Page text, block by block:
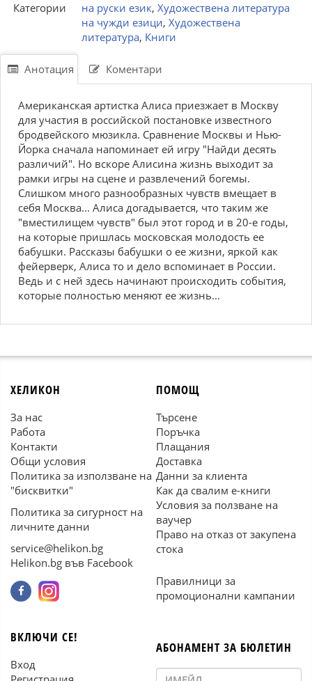
Категории
на руски език, Художествена литература
на чужди езици, Художествена
литература, Книги
Анотация Коментари
Американская артистка Алиса приезжает в Москву
для участия в российской постановке известного
бродвейского мюзикла. Сравнение Москвы и Нью-
Йорка сначала напоминает ей игру "Найди десять
различий". Но вскоре Алисина жизнь выходит за
рамки игры на сцене и развлечений богемы.
Слишком много разнообразных чувств вмещает в
себя Москва... Алиса догадывается, что таким же
"вместилищем чувств" был этот город и в 20-е годы,
на которые пришлась московская молодость ее
бабушки. Рассказы бабушки о ее жизни, яркой как
фейерверк, Алиса то и дело вспоминает в России.
Ведь и с ней здесь начинают происходить события,
которые полностью меняют ее жизнь...
ХЕЛИКОН
За нас
Работа
Контакти
Общи условия
Политика за използване на
"бисквитки"
Политика за сигурност на
личните данни
service@helikon.bg
Helikon.bg във Facebook
ПОМОЩ
Търсене
Поръчка
Плащания
Доставка
Данни за клиента
Как да свалим е-книги
Условия за ползване на
ваучер
Право на отказ от закупена
стока
Правилници за
промоционални кампании
ВКЛЮЧИ СЕ!
Вход
АБОНАМЕНТ ЗА БЮЛЕТИН